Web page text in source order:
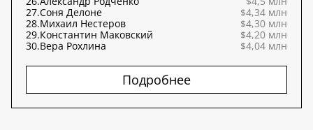
27.Соня Делоне
$4,34 млн
28.Михаил Нестеров
$4,30 млн
29.Константин Маковский
$4,20 млн
30.Вера Рохлина $4,04 млн
Подробнее